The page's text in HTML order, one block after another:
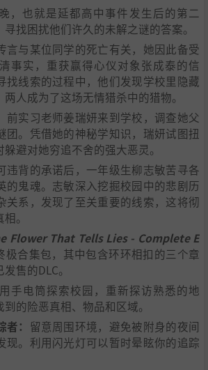
，也就是延都高中事件发生后的第二
找困扰他们许久的未解之谜的答案。
言与某位同学的死亡有关，她因此备受
事实，重获赢得心仪对象张成泰的信
找线索的过程中，他们发现学校里隐藏
人成为了这场无情猎杀中的猎物。
前实习老师姜瑞妍来到学校，调查她父
团。凭借她的神秘学知识，瑞妍试图扭
避对她穷追不舍的强大恶灵。
违背的承诺后，一年级生柳志敏苦寻各
的鬼魂。志敏深入挖掘校园中的悲剧历
关系，发现了至关重要的线索，这将彻
。
Flower That Tells Lies - Complete E
极合集包，其中包含环环相扣的三个章
售的DLC。
手电筒探索校园，重新探访熟悉的地
的险恶真相、物品和区域。
： 留意周围环境，避免被附身的夜间
现。利用闪光灯可以暂时晕眩你的追踪